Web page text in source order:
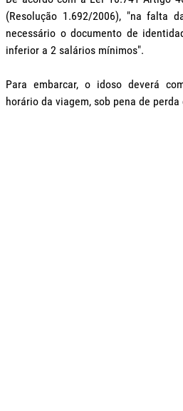
(Resolução 1.692/2006), "na falta
necessário o documento de
inferior a 2 salários mínimos".
Para embarcar, o idoso deverá
horário da viagem, sob pena de